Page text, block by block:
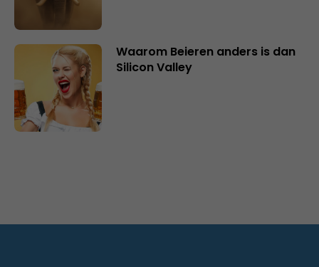
Waarom Beieren anders is dan
Silicon Valley